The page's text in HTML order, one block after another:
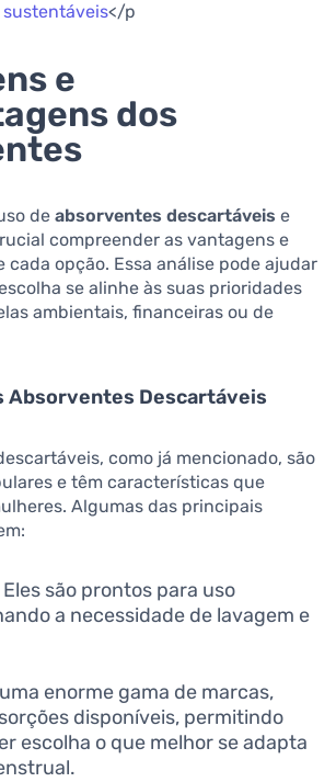
</p
e
dos
de absorventes descartáveis e
compreender as vantagens e
cada opção. Essa análise pode ajudar
se alinhe às suas prioridades
ambientais, financeiras ou de
Absorventes Descartáveis
como já mencionado, são
e têm características que
Algumas das principais
Eles são prontos para uso
a necessidade de lavagem e
enorme gama de marcas,
disponíveis, permitindo
escolha o que melhor se adapta